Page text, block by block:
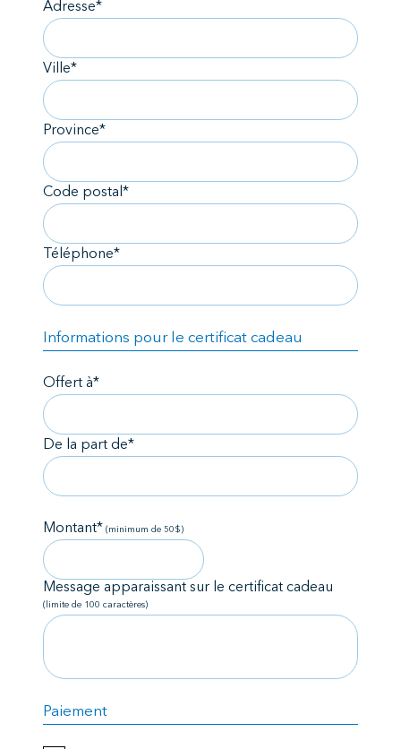
Adresse*
Ville*
Province*
Code postal*
Téléphone*
Informations pour le certificat cadeau
Offert à*
De la part de*
Montant* (minimum de 50$)
Message apparaissant sur le certificat cadeau
(limite de 100 caractères)
Paiement